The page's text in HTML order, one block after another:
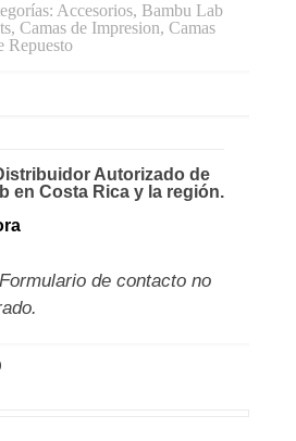
Accesorios, Bambu Lab
, Camas de Impresion, Camas
Repuesto
Autorizado de
en Costa Rica y la región.
Formulario de contacto no